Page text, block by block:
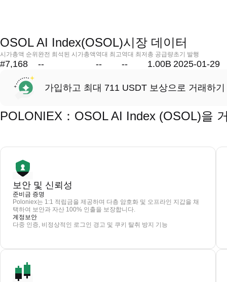
OSOL AI Index(OSOL)시장 데이터
시가총액 순위
#7,168
완전 희석된 시가총액
--
역대 최고
--
역대 최저
--
총 공급량
1.00B
초기 발행
2025-01-29
가입하고 최대 711 USDT 보상으로 거래하기
POLONIEX：OSOL AI Index (OSOL)을
보안 및 신뢰성
준비금 증명
Poloniex는 1:1 적립금을 제공하며 다층 암호화 및 오프라인 지갑을 채
택하여 보안과 자산 100% 인출을 보장합니다.
계정보안
다중 인증, 비정상적인 로그인 경고 및 쿠키 탈취 방지 기능